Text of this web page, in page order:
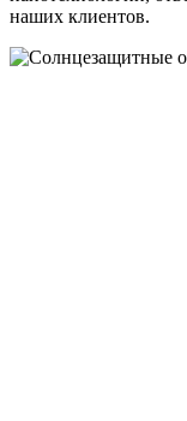
наших клиентов.